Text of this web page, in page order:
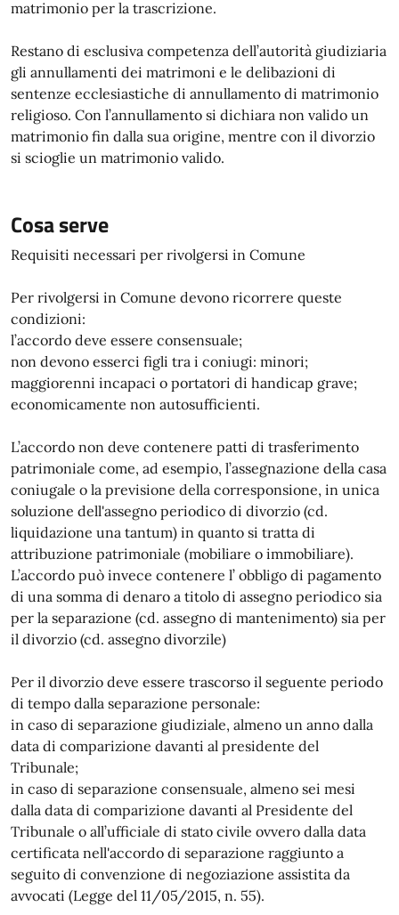
matrimonio per la trascrizione.
Restano di esclusiva competenza dell’autorità giudiziaria
gli annullamenti dei matrimoni e le delibazioni di
sentenze ecclesiastiche di annullamento di matrimonio
religioso. Con l’annullamento si dichiara non valido un
matrimonio fin dalla sua origine, mentre con il divorzio
si scioglie un matrimonio valido.
Cosa serve
Requisiti necessari per rivolgersi in Comune
Per rivolgersi in Comune devono ricorrere queste
condizioni:
l’accordo deve essere consensuale;
non devono esserci figli tra i coniugi: minori;
maggiorenni incapaci o portatori di handicap grave;
economicamente non autosufficienti.
L’accordo non deve contenere patti di trasferimento
patrimoniale come, ad esempio, l’assegnazione della casa
coniugale o la previsione della corresponsione, in unica
soluzione dell'assegno periodico di divorzio (cd.
liquidazione una tantum) in quanto si tratta di
attribuzione patrimoniale (mobiliare o immobiliare).
L’accordo può invece contenere l’ obbligo di pagamento
di una somma di denaro a titolo di assegno periodico sia
per la separazione (cd. assegno di mantenimento) sia per
il divorzio (cd. assegno divorzile)
Per il divorzio deve essere trascorso il seguente periodo
di tempo dalla separazione personale:
in caso di separazione giudiziale, almeno un anno dalla
data di comparizione davanti al presidente del
Tribunale;
in caso di separazione consensuale, almeno sei mesi
dalla data di comparizione davanti al Presidente del
Tribunale o all’ufficiale di stato civile ovvero dalla data
certificata nell'accordo di separazione raggiunto a
seguito di convenzione di negoziazione assistita da
avvocati (Legge del 11/05/2015, n. 55).